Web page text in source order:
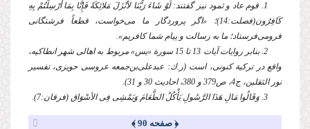
1. قوم عاد و ثمود نیز گفتند: لَوْ شَاءَ رَبُّنَا لأنْزَلَ مَلائِكَةً فَإِنَّا بِمَا أُرْسِلْتُمْ بِهِ
كَافِرُون(فصلت:14)؛ «اگر پروردگار ما می‌خواست، قطعاً فرشتگانی
فرومی‌فرستاد؛ ما به رسالت و پیام شما كافریم».
2. بنابر روایات آیات 13 تا 15 سورة «یس» مربوط به اهالی شهر انطاكیه،
واقع در تركیة كنونی، است (ر.ك: عبدعلی‌بن‌جمعه عروسی حویزی، تفسیر
نور الثقلین، ج4، ص379 و 380، احادیث 30 و 31).
3. وَقَالُوا مَالِ هَذَا الرَّسُولِ یَأْكُلُ الطَّعَامَ وَیَمْشِی فِی الأسْوَاق (فرقان:7).
﴿ صفحه 90 ﴾